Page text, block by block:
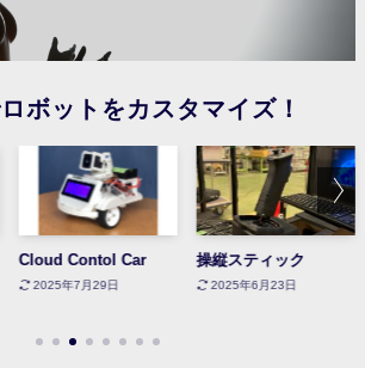
ボットをカスタマイズ！
Cloud Contol Car
2025年7月29日
操縦スティック
2025年6月23日